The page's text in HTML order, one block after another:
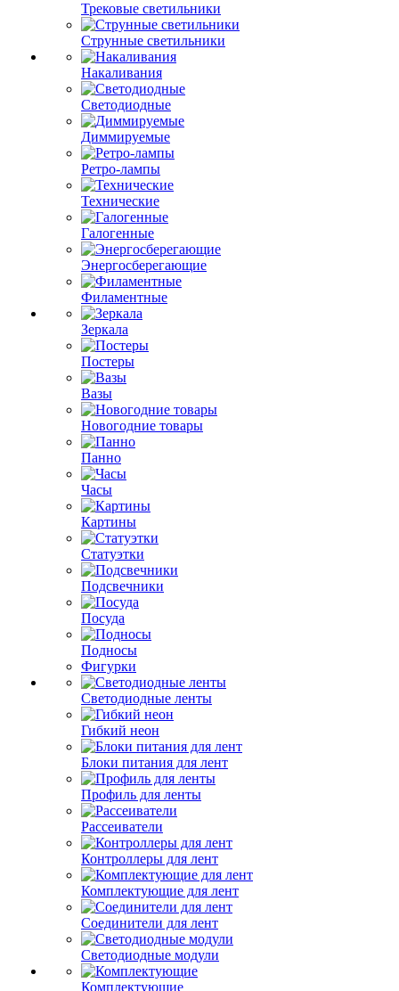
Трековые светильники
Струнные светильники
Накаливания
Светодиодные
Диммируемые
Ретро-лампы
Технические
Галогенные
Энергосберегающие
Филаментные
Зеркала
Постеры
Вазы
Новогодние товары
Панно
Часы
Картины
Статуэтки
Подсвечники
Посуда
Подносы
Фигурки
Светодиодные ленты
Гибкий неон
Блоки питания для лент
Профиль для ленты
Рассеиватели
Контроллеры для лент
Комплектующие для лент
Соединители для лент
Светодиодные модули
Комплектующие